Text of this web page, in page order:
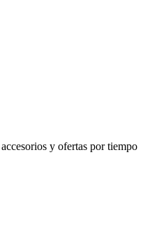
y ofertas por tiempo